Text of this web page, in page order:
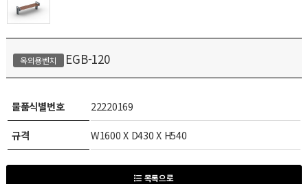
옥외용벤치 EGB-120
물품식별번호
22220169
규격
W1600 X D430 X H540
목록으로